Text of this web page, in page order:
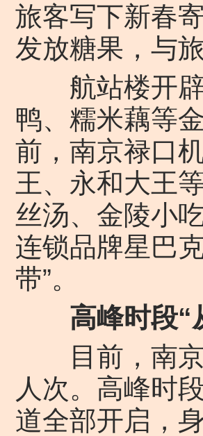
旅客写下新春
发放糖果，与
航站楼开辟
鸭、糯米藕等
前，南京禄口
王、永和大王
丝汤、金陵小
连锁品牌星巴
带”。
高峰时段“
目前，南京
人次。高峰时
道全部开启，